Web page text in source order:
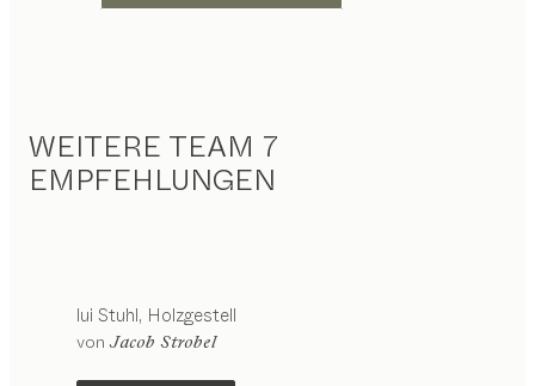
WEITERE TEAM 7
EMPFEHLUNGEN
Konfigurierbar
lui Stuhl Holzgestell
von Jacob Strobel